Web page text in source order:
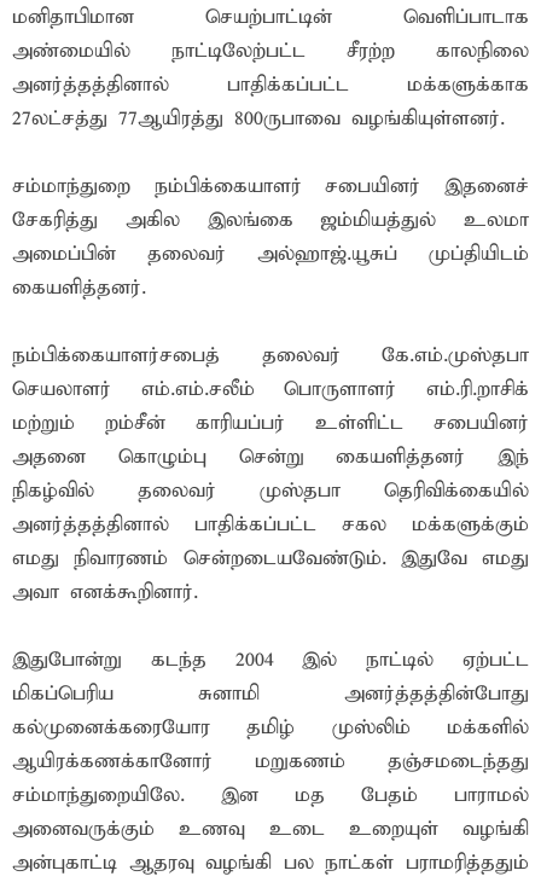
மனிதாபிமான செயற்பாட்டின் வெளிப்பாடாக
அண்மையில் நாட்டிலேற்பட்ட சீரற்ற காலநிலை
அனர்த்தத்தினால் பாதிக்கப்பட்ட மக்களுக்காக
27லட்சத்து 77ஆயிரத்து 800ருபாவை வழங்கியுள்ளனர்.
சம்மாந்துறை நம்பிக்கையாளர் சபையினர் இதனைச்
சேகரித்து அகில இலங்கை ஜம்மியத்துல் உலமா
அமைப்பின் தலைவர் அல்ஹாஜ்.யூசுப் முப்தியிடம்
கையளித்தனர்.
நம்பிக்கையாளர்சபைத் தலைவர் கே.எம்.முஸ்தபா
செயலாளர் எம்.எம்.சலீம் பொருளாளர் எம்.ரி.றாசிக்
மற்றும் றம்சீன் காரியப்பர் உள்ளிட்ட சபையினர்
அதனை கொழும்பு சென்று கையளித்தனர் இந்
நிகழ்வில் தலைவர் முஸ்தபா தெரிவிக்கையில்
அனர்த்தத்தினால் பாதிக்கப்பட்ட சகல மக்களுக்கும்
எமது நிவாரணம் சென்றடையவேண்டும். இதுவே எமது
அவா எனக்கூறினார்.
இதுபோன்று கடந்த 2004 இல் நாட்டில் ஏற்பட்ட
மிகப்பெரிய சுனாமி அனர்த்தத்தின்போது
கல்முனைக்கரையோர தமிழ் முஸ்லிம் மக்களில்
ஆயிரக்கணக்கானோர் மறுகணம் தஞ்சமடைந்தது
சம்மாந்துறையிலே. இன மத பேதம் பாராமல்
அனைவருக்கும் உணவு உடை உறையுள் வழங்கி
அன்புகாட்டி ஆதரவு வழங்கி பல நாட்கள் பராமரித்ததும்